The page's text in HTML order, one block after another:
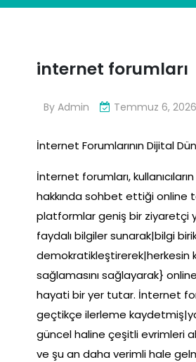
internet forumları
By Admin Temmuz 6, 2026
İnternet Forumlarının Dijital
İnternet forumları,
hakkında sohbet ettiği online
platformlar geniş bir ziyaretçi
faydalı bilgiler sunarak|bilgi
demokratikleştirerek|herkesin
sağlamasını sağlayarak}
hayati bir yer tutar. İnternet
geçtikçe ilerleme
güncel haline çeşitli evrimleri
ve şu an daha verimli hale